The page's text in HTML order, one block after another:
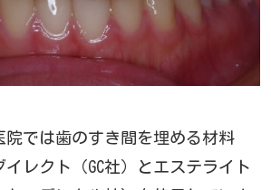
院では歯のすき間を埋める材料
レクト（GC社）とエステライト